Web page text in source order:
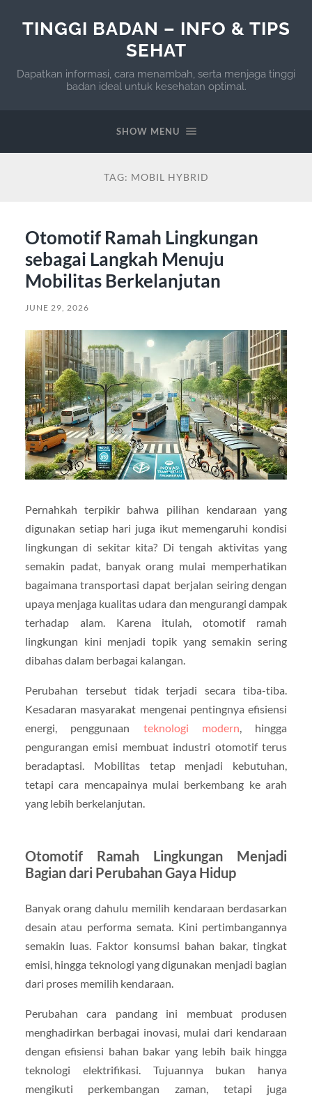
TINGGI BADAN – INFO & TIPS
SEHAT
Dapatkan informasi, cara menambah, serta menjaga tinggi
badan ideal untuk kesehatan optimal.
SHOW MENU
TAG: MOBIL HYBRID
Otomotif Ramah Lingkungan
sebagai Langkah Menuju
Mobilitas Berkelanjutan
JUNE 29, 2026
Pernahkah terpikir bahwa pilihan kendaraan yang
digunakan setiap hari juga ikut memengaruhi kondisi
lingkungan di sekitar kita? Di tengah aktivitas yang
semakin padat, banyak orang mulai memperhatikan
bagaimana transportasi dapat berjalan seiring dengan
upaya menjaga kualitas udara dan mengurangi dampak
terhadap alam. Karena itulah, otomotif ramah
lingkungan kini menjadi topik yang semakin sering
dibahas dalam berbagai kalangan.
Perubahan tersebut tidak terjadi secara tiba-tiba.
Kesadaran masyarakat mengenai pentingnya efisiensi
energi, penggunaan teknologi modern, hingga
pengurangan emisi membuat industri otomotif terus
beradaptasi. Mobilitas tetap menjadi kebutuhan,
tetapi cara mencapainya mulai berkembang ke arah
yang lebih berkelanjutan.
Otomotif Ramah Lingkungan Menjadi
Bagian dari Perubahan Gaya Hidup
Banyak orang dahulu memilih kendaraan berdasarkan
desain atau performa semata. Kini pertimbangannya
semakin luas. Faktor konsumsi bahan bakar, tingkat
emisi, hingga teknologi yang digunakan menjadi bagian
dari proses memilih kendaraan.
Perubahan cara pandang ini membuat produsen
menghadirkan berbagai inovasi, mulai dari kendaraan
dengan efisiensi bahan bakar yang lebih baik hingga
teknologi elektrifikasi. Tujuannya bukan hanya
mengikuti perkembangan zaman, tetapi juga